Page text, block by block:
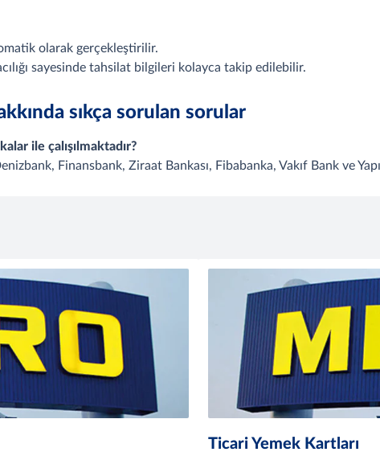
olarak gerçekleştirilir.
sayesinde tahsilat bilgileri kolayca takip edilebilir.
sıkça sorulan sorular
ile çalışılmaktadır?
Finansbank, Ziraat Bankası, Fibabanka, Vakıf Bank ve
Ticari Yemek Kartları